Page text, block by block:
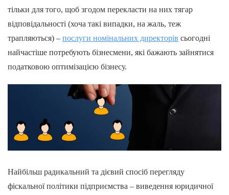
тільки для того, щоб згодом перекласти на них тягар
відповідальності (хоча такі випадки, на жаль, теж
трапляються) – послуги номінальних директорів сьогодні
найчастіше потребують бізнесмени, які бажають зайнятися
податковою оптимізацією бізнесу.
Найбільш радикальний та дієвий спосіб перегляду
фіскальної політики підприємства – виведення юридичної